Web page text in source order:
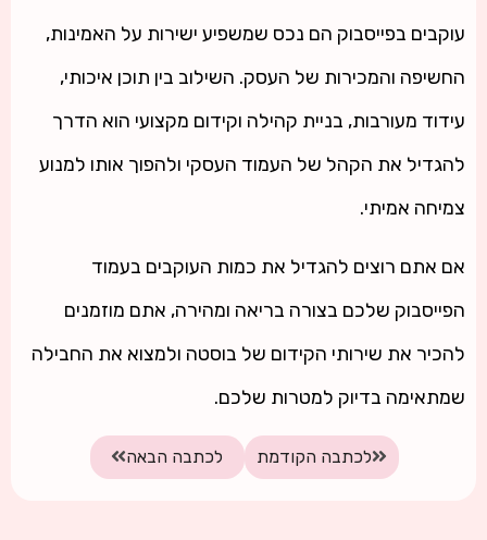
עוקבים בפייסבוק הם נכס שמשפיע ישירות על האמינות,
החשיפה והמכירות של העסק. השילוב בין תוכן איכותי,
עידוד מעורבות, בניית קהילה וקידום מקצועי הוא הדרך
להגדיל את הקהל של העמוד העסקי ולהפוך אותו למנוע
צמיחה אמיתי.
אם אתם רוצים להגדיל את כמות העוקבים בעמוד
הפייסבוק שלכם בצורה בריאה ומהירה, אתם מוזמנים
להכיר את שירותי הקידום של בוסטה ולמצוא את החבילה
שמתאימה בדיוק למטרות שלכם.
לכתבה הקודמת לכתבה הבאה